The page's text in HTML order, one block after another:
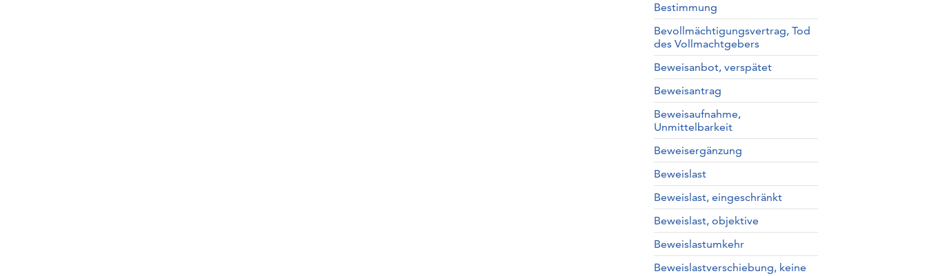
Bestimmung
Bevollmächtigungsvertrag, Tod
des Vollmachtgebers
Beweisanbot, verspätet
Beweisantrag
Beweisaufnahme,
Unmittelbarkeit
Beweisergänzung
Beweislast
Beweislast, eingeschränkt
Beweislast, objektive
Beweislastumkehr
Beweislastverschiebung, keine